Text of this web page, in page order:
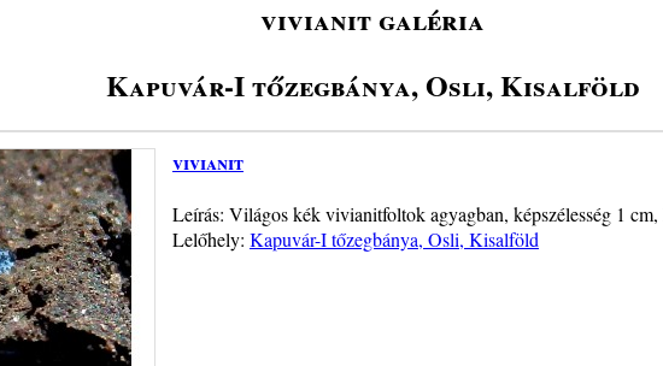
vivianit galéria
Kapuvár-I tőzegbánya, Osli, Kisalföld
vivianit
Leírás: Világos kék vivianitfoltok agyagban, képszélesség 1
Lelőhely: Kapuvár-I tőzegbánya, Osli, Kisalföld